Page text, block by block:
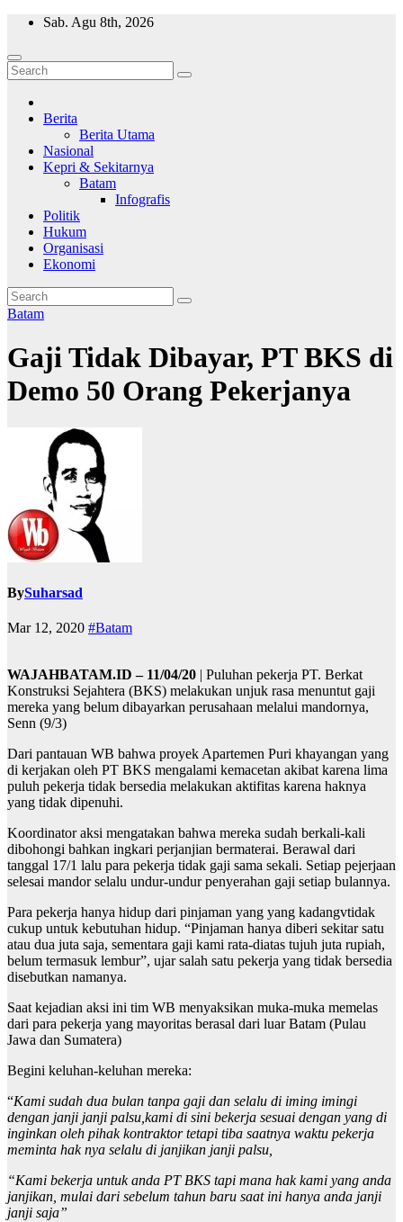
Skip
content
Sab. Agu 8th, 2026
Wajah Batam
CCTV nya kota Batam
Berita
Berita Utama
Nasional
Kepri & Sekitarnya
Batam
Infografis
Politik
Hukum
Organisasi
Ekonomi
Batam
Gaji Tidak Dibayar, PT BKS di
Demo 50 Orang Pekerjanya
BySuharsad
Mar 12, 2020 #Batam
WAJAHBATAM.ID – 11/04/20 | Puluhan pekerja PT. Berkat
Konstruksi Sejahtera (BKS) melakukan unjuk rasa menuntut gaji
mereka yang belum dibayarkan perusahaan melalui mandornya,
Senn (9/3)
Dari pantauan WB bahwa proyek Apartemen Puri khayangan yang
di kerjakan oleh PT BKS mengalami kemacetan akibat karena lima
puluh pekerja tidak bersedia melakukan aktifitas karena haknya
yang tidak dipenuhi.
Koordinator aksi mengatakan bahwa mereka sudah berkali-kali
dibohongi bahkan ingkari perjanjian bermaterai. Berawal dari
tanggal 17/1 lalu para pekerja tidak gaji sama sekali. Setiap pejerjaan
selesai mandor selalu undur-undur penyerahan gaji setiap bulannya.
Para pekerja hanya hidup dari pinjaman yang yang kadangvtidak
cukup untuk kebutuhan hidup. “Pinjaman hanya diberi sekitar satu
atau dua juta saja, sementara gaji kami rata-diatas tujuh juta rupiah,
belum termasuk lembur”, ujar salah satu pekerja yang tidak bersedia
disebutkan namanya.
Saat kejadian aksi ini tim WB menyaksikan muka-muka memelas
dari para pekerja yang mayoritas berasal dari luar Batam (Pulau
Jawa dan Sumatera)
Begini keluhan-keluhan mereka:
“Kami sudah dua bulan tanpa gaji dan selalu di iming imingi
dengan janji janji palsu,kami di sini bekerja sesuai dengan yang di
inginkan oleh pihak kontraktor tetapi tiba saatnya waktu pekerja
meminta hak nya selalu di janjikan janji palsu,
“Kami bekerja untuk anda PT BKS tapi mana hak kami yang anda
janjikan, mulai dari sebelum tahun baru saat ini hanya anda janji
janji saja”